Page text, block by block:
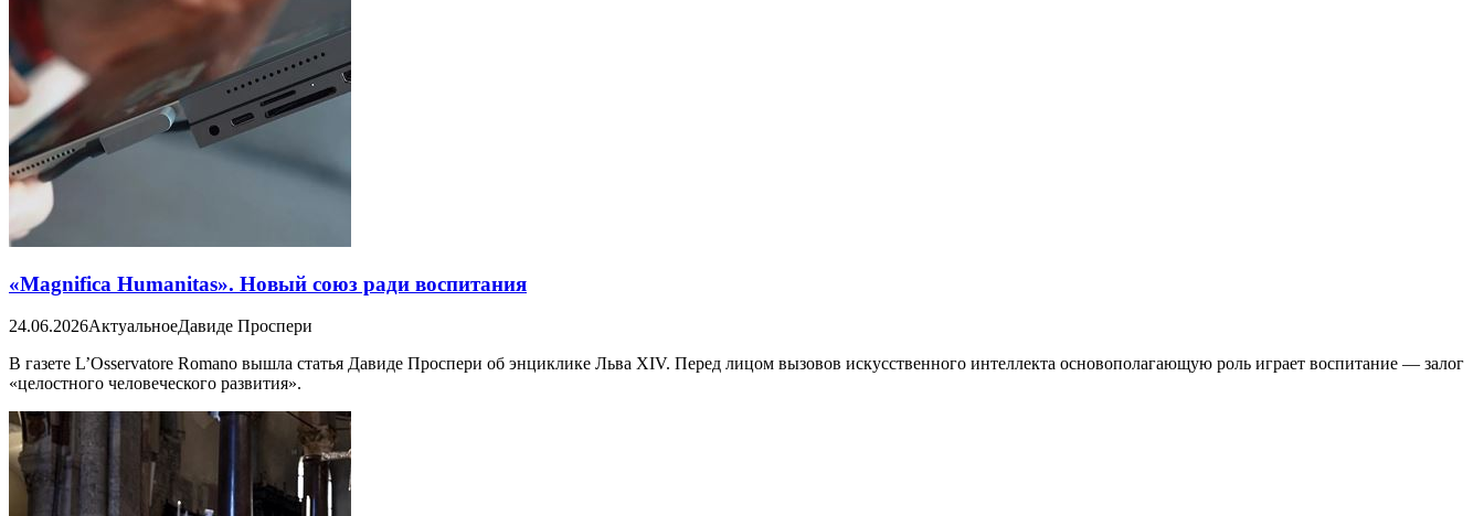
«Magnifica Humanitas». Новый союз ради воспитания
24.06.2026АктуальноеДавиде Проспери
В газете L’Osservatore Romano вышла статья Давиде Проспери об энциклике Льва XIV. Перед лицом вызовов искусственного интеллекта основополагающую роль играет воспитание — залог
«целостного человеческого развития».